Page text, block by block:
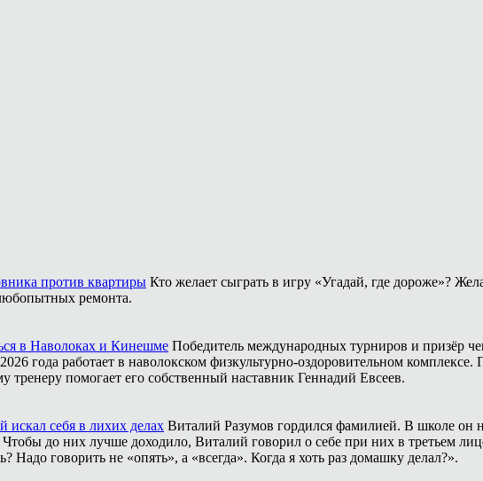
против квартиры Кто желает сыграть в игру «Угадай, где дороже»?
ремонта.
в Наволоках и Кинешме Победитель международных турниров и призёр
года работает в наволокском физкультурно-оздоровительном
тренеру помогает его собственный наставник Геннадий Евсеев.
искал себя в лихих делах Виталий Разумов гордился фамилией. В школе он
до них лучше доходило, Виталий говорил о себе при них в третьем
Надо говорить не «опять», а «всегда». Когда я хоть раз домашку делал?».